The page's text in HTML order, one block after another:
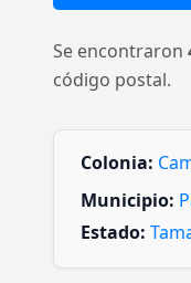
Se encontraron
código postal.
Colonia:
Municipio:
Estado: